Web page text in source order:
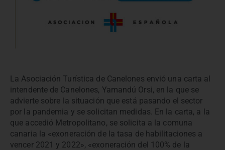
La Asociación Turística de Canelones envió una carta al
intendente de Canelones, Yamandú Orsi, en la que se
advierte sobre la situación que está pasando el sector
por la pandemia y se solicitan medidas. En la carta, a la
que accedió Metropolitano, se solicita a la comuna
canaria la «exoneración de la tasa de habilitaciones a
vencer 2021 y 2022», «exoneración del 100% de la